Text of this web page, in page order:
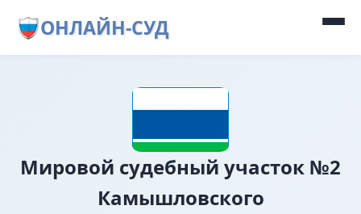
ОНЛАЙН-СУД
Мировой судебный участок №2
Камышловского